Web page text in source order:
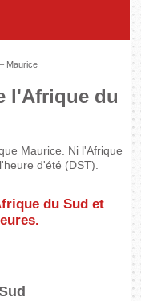
Maurice
l'Afrique du
Maurice. Ni l'Afrique
d'été (DST).
du Sud et
.